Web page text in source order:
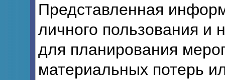
Представленная
личного пользования и
для планирования
материальных потерь